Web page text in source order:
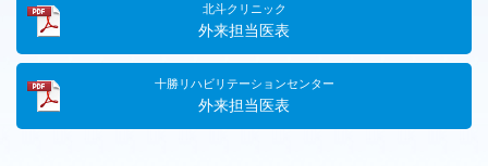
北斗クリニック
外来担当医表
十勝リハビリテーションセンター
外来担当医表